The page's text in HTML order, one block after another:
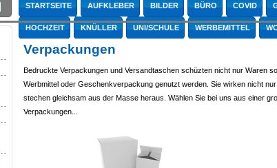
STARTSEITE AUFKLEBER BILDER BÜRO COVID
HOCHZEIT KNÜLLER UNI/SCHULE WERBEMITTEL
Verpackungen
Bedruckte Verpackungen und Versandtaschen schüzten nicht nur Waren
Werbmittel oder Geschenkverpackung genutzt werden. Sie wirken nicht
stechen gleichsam aus der Masse heraus. Wählen Sie bei uns aus einer
Verpackungen...